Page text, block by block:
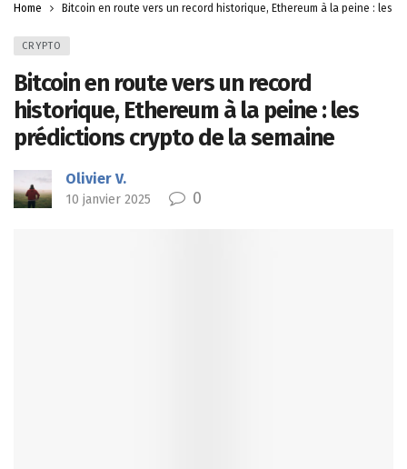
Home Bitcoin en route vers un record historique, Ethereum à la peine : les
CRYPTO
Bitcoin en route vers un record
historique, Ethereum à la peine : les
prédictions crypto de la semaine
Olivier V.
10 janvier 2025 0